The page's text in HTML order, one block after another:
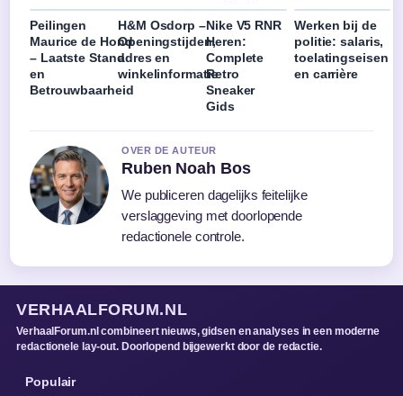
Peilingen
Maurice de Hond
– Laatste Stand
en
Betrouwbaarheid
H&M Osdorp –
Openingstijden,
adres en
winkelinformatie
Nike V5 RNR
Heren:
Complete
Retro
Sneaker
Gids
Werken bij de
politie: salaris,
toelatingseisen
en carrière
OVER DE AUTEUR
Ruben Noah Bos
We publiceren dagelijks feitelijke
verslaggeving met doorlopende
redactionele controle.
VERHAALFORUM.NL
VerhaalForum.nl combineert nieuws, gidsen en analyses in een moderne
redactionele lay-out. Doorlopend bijgewerkt door de redactie.
Populair